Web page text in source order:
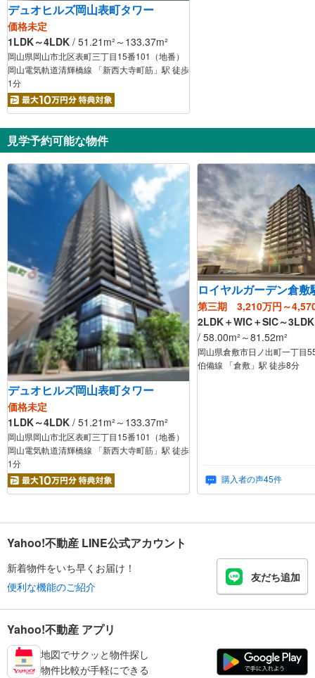
デュオヒルズ岡山表町タワー
価格未定
1LDK～4LDK / 51.21m²～133.37m²
岡山県岡山市北区表町三丁目15番101（地番）
岡山電気軌道清輝橋線 「新西大寺町筋」駅 徒歩
1分
見学予約可能な物件
デュオヒルズ岡山表町タワー
価格未定
1LDK～4LDK / 51.21m²～133.37m²
岡山県岡山市北区表町三丁目15番101（地番）
岡山電気軌道清輝橋線 「新西大寺町筋」駅 徒歩
1分
ロイヤルガーデン倉敷
第三期 3,210万円～
2LDK＋WIC＋SIC～
/ 58.00m²～81.52m²
岡山県倉敷市日ノ出町一丁目
伯備線 「倉敷」駅 徒歩8分
購入者の声45件
Yahoo!不動産 LINE公式アカウント
新着物件をいち早くお届け！
便利な機能のご紹介
友だち追加
Yahoo!不動産 アプリ
地図でサクッと物件探し
物件比較が手軽にできる